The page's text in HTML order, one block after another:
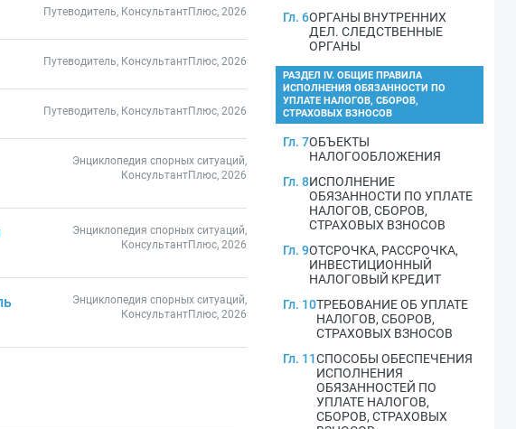
Путеводитель, КонсультантПлюс, 2026
Путеводитель, КонсультантПлюс, 2026
Путеводитель, КонсультантПлюс, 2026
Энциклопедия спорных ситуаций,
КонсультантПлюс, 2026
Энциклопедия спорных ситуаций,
КонсультантПлюс, 2026
Энциклопедия спорных ситуаций,
КонсультантПлюс, 2026
Гл. 6ОРГАНЫ ВНУТРЕННИХ
ДЕЛ. СЛЕДСТВЕННЫЕ
ОРГАНЫ
РАЗДЕЛ IV. ОБЩИЕ ПРАВИЛА
ИСПОЛНЕНИЯ ОБЯЗАННОСТИ ПО
УПЛАТЕ НАЛОГОВ, СБОРОВ,
СТРАХОВЫХ ВЗНОСОВ
Гл. 7ОБЪЕКТЫ
НАЛОГООБЛОЖЕНИЯ
Гл. 8ИСПОЛНЕНИЕ
ОБЯЗАННОСТИ ПО УПЛАТЕ
НАЛОГОВ, СБОРОВ,
СТРАХОВЫХ ВЗНОСОВ
Гл. 9ОТСРОЧКА, РАССРОЧКА,
ИНВЕСТИЦИОННЫЙ
НАЛОГОВЫЙ КРЕДИТ
Гл. 10ТРЕБОВАНИЕ ОБ УПЛАТЕ
НАЛОГОВ, СБОРОВ,
СТРАХОВЫХ ВЗНОСОВ
Гл. 11СПОСОБЫ ОБЕСПЕЧЕНИЯ
ИСПОЛНЕНИЯ
ОБЯЗАННОСТЕЙ ПО
УПЛАТЕ НАЛОГОВ,
СБОРОВ, СТРАХОВЫХ